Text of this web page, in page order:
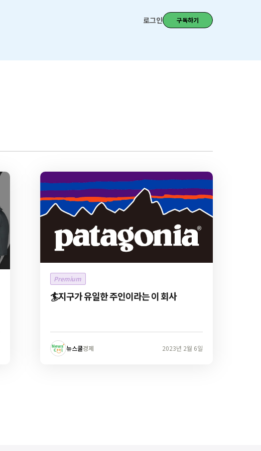
로그인 구독하기
Premium
🏄지구가 유일한 주인이라는 이 회사
뉴스쿨경제 2023년 2월 6일